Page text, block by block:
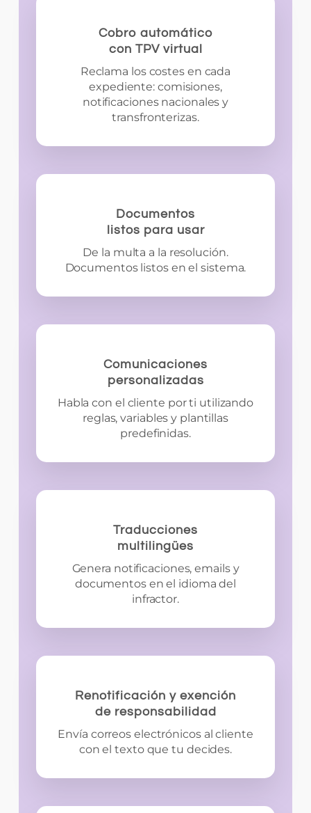
Cobro automático
con TPV virtual
Reclama los costes en cada
expediente: comisiones,
notificaciones nacionales y
transfronterizas.
Documentos
listos para usar
De la multa a la resolución.
Documentos listos en el sistema.
Comunicaciones
personalizadas
Habla con el cliente por ti utilizando
reglas, variables y plantillas
predefinidas.
Traducciones
multilingües
Genera notificaciones, emails y
documentos en el idioma del
infractor.
Renotificación y exención
de responsabilidad
Envía correos electrónicos al cliente
con el texto que tu decides.